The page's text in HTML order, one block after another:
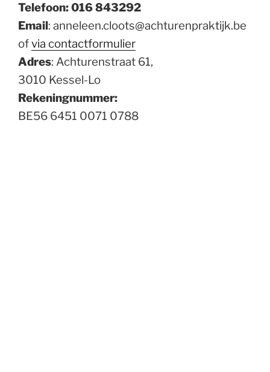
Telefoon: 016 843292
Email: anneleen.cloots@achturenpraktijk.be
ofvia contactformulier
Adres: Achturenstraat 61,
3010 Kessel-Lo
Rekeningnummer:
BE56 6451 0071 0788